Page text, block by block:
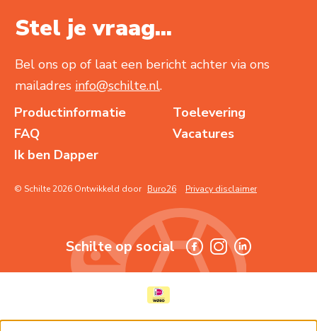
Stel je vraag...
Bel ons op of laat een bericht achter via ons
mailadres info@schilte.nl.
Productinformatie
Toelevering
FAQ
Vacatures
Ik ben Dapper
© Schilte 2026 Ontwikkeld door Buro26 Privacy disclaimer
Schilte op social